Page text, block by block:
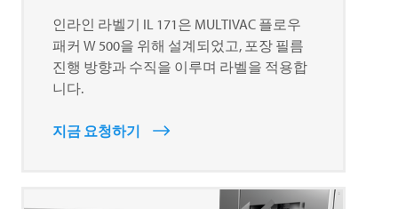
인라인 라벨기 IL 171은 MULTIVAC 플로우
패커 W 500을 위해 설계되었고, 포장 필름
진행 방향과 수직을 이루며 라벨을 적용합
니다.
지금 요청하기